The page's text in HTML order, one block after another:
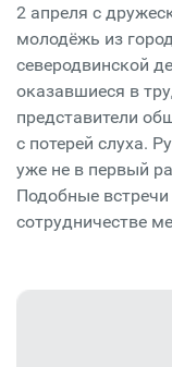
2 апреля с
молодёжь из
северодвинской
оказавшиеся в
представители
с потерей слуха.
уже не в первый
Подобные
сотрудничестве